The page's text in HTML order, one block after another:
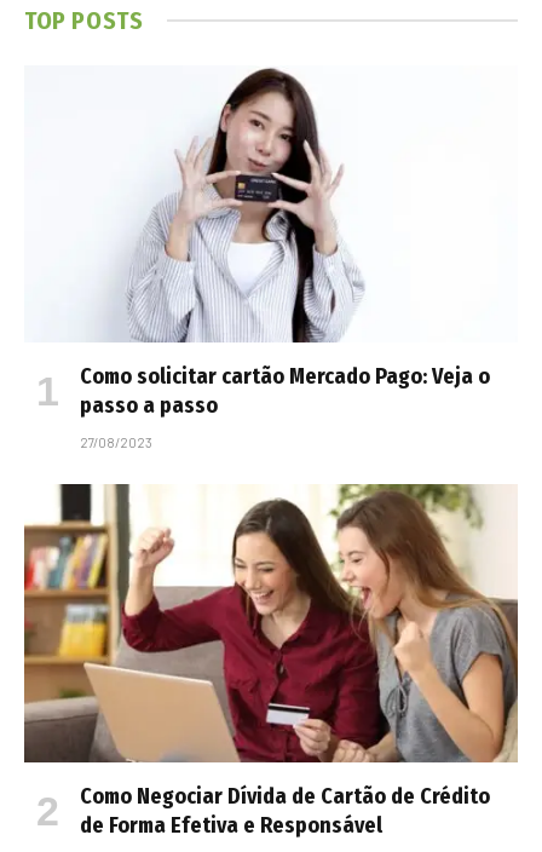
TOP POSTS
Como solicitar cartão Mercado Pago: Veja o
passo a passo
27/08/2023
Como Negociar Dívida de Cartão de Crédito
de Forma Efetiva e Responsável